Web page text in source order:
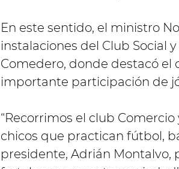
En este sentido, el ministro
instalaciones del Club Social
Comedero, donde destacó el
importante participación de
“Recorrimos el club
chicos que practican fútbol,
presidente, Adrián Montalvo,